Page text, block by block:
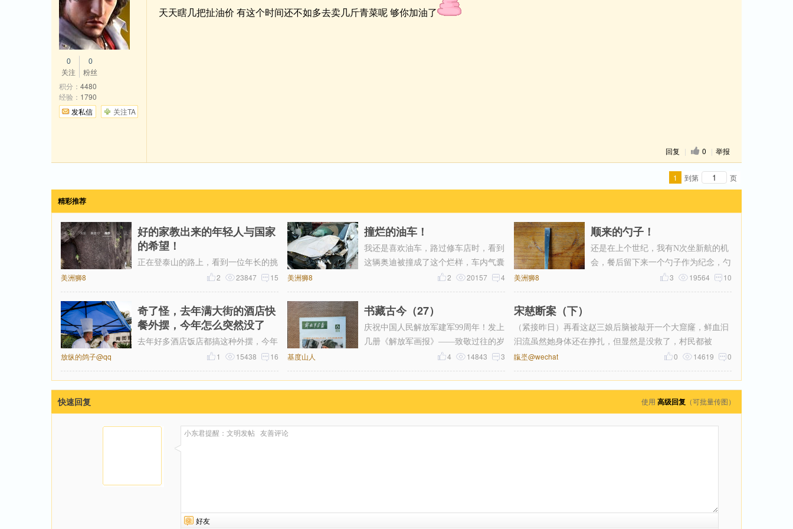
天天瞎几把扯油价 有这个时间还不如多去卖几斤青菜呢 够你加油了
回复 | 0 | 举报
0
关注
0
粉丝
积分： 4480
经验： 1790
发私信
关注TA
1 到第 页
精彩推荐
好的家教出来的年轻人与国家
的希望！
正在登泰山的路上，看到一位年长的挑
夫停下来休息，那都是沉重的水与物资
补给。那个老者累的在旁边休息，然
美洲狮8 15
23847
2
撞烂的油车！
我还是喜欢油车，路过修车店时，看到
这辆奥迪被撞成了这个烂样，车内气囊
全部弹出，也就这样子了，在修车工
美洲狮8 4
20157
2
顺来的勺子！
还是在上个世纪，我有N次坐新航的机
会，餐后留下来一个勺子作为纪念，勺
柄上有新航的那个飞机形状的LOGO，
美洲狮8 10
19564
3
奇了怪，去年满大街的酒店快
餐外摆，今年怎么突然没了
去年好多酒店饭店都搞这种外摆，今年
怎么感觉看不到了？去年开元，石浦，
宁波饭店，状元楼等，甚至知味楼都
放纵的鸽子@qq 16
15438
1
书藏古今（27）
庆祝中国人民解放军建军99周年！发上
几册《解放军画报》——致敬过往的岁
月！致敬所有退役与现役的军人！“
基度山人 3
14843
4
宋慈断案（下）
（紧接昨日）再看这赵三娘后脑被敲开一个大窟窿，鲜血汩
汩流虽然她身体还在挣扎，但显然是没救了，村民都被
靝埊@wechat 0
14619
0
使用 高级回复 （可批量传图）
快速回复
好友